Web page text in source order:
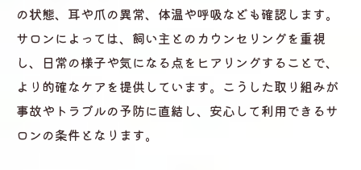
の状態、耳や爪の異常、体温や呼吸なども確認します。
サロンによっては、飼い主とのカウンセリングを重視
し、日常の様子や気になる点をヒアリングすることで、
より的確なケアを提供しています。こうした取り組みが
事故やトラブルの予防に直結し、安心して利用できるサ
ロンの条件となります。